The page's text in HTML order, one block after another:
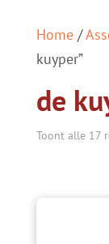
Home/
kuyper”
de
Toont alle 17